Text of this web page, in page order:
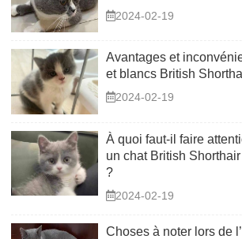
2024-02-19
Avantages et
et blancs British
2024-02-19
À quoi faut-il faire
un chat British
?
2024-02-19
Choses à noter lors de